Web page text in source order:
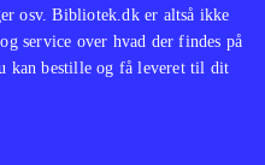
osv. Bibliotek.dk er altså ikke
service over hvad der findes på
kan bestille og få leveret til dit